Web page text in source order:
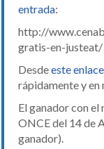
entrada:
http://
gratis-en-justeat/
Desdeeste enlace
rápidamente y en
El ganador con el
ONCE del 14 de
ganador).